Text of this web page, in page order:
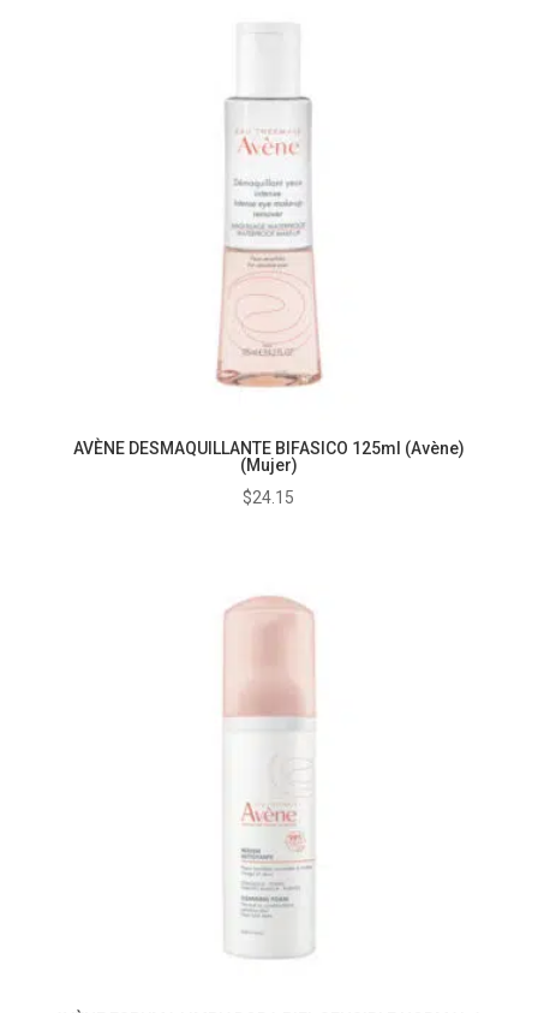
AVÈNE DESMAQUILLANTE BIFASICO 125ml (Avène)
(Mujer)
$24.15